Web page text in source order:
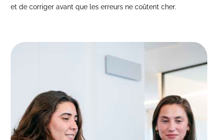
et de corriger avant que les erreurs ne coûtent cher.